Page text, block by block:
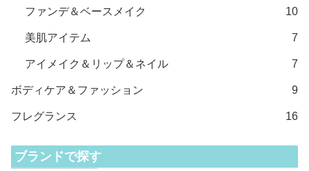
ファンデ＆ベースメイク 10
美肌アイテム 7
アイメイク＆リップ＆ネイル 7
ボディケア＆ファッション 9
フレグランス 16
ブランドで探す